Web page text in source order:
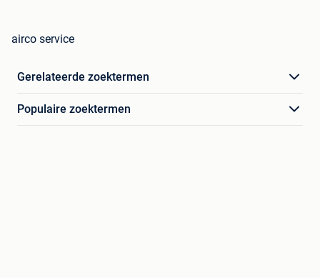
airco service
Gerelateerde zoektermen
Populaire zoektermen